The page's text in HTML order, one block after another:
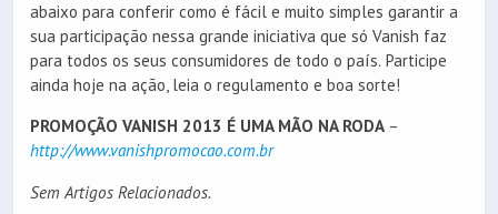
abaixo para conferir como é fácil e muito simples garantir a
sua participação nessa grande iniciativa que só Vanish faz
para todos os seus consumidores de todo o país. Participe
ainda hoje na ação, leia o regulamento e boa sorte!
PROMOÇÃO VANISH 2013 É UMA MÃO NA RODA –
http://www.vanishpromocao.com.br
Sem Artigos Relacionados.